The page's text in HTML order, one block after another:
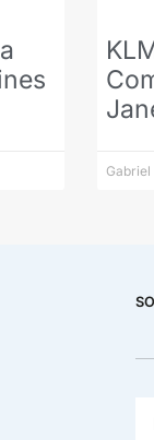
Gabriel